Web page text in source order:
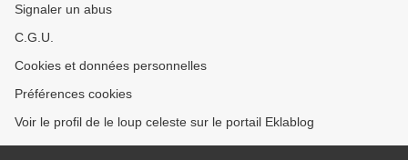
Signaler un abus
C.G.U.
Cookies et données personnelles
Préférences cookies
Voir le profil de le loup celeste sur le portail Eklablog